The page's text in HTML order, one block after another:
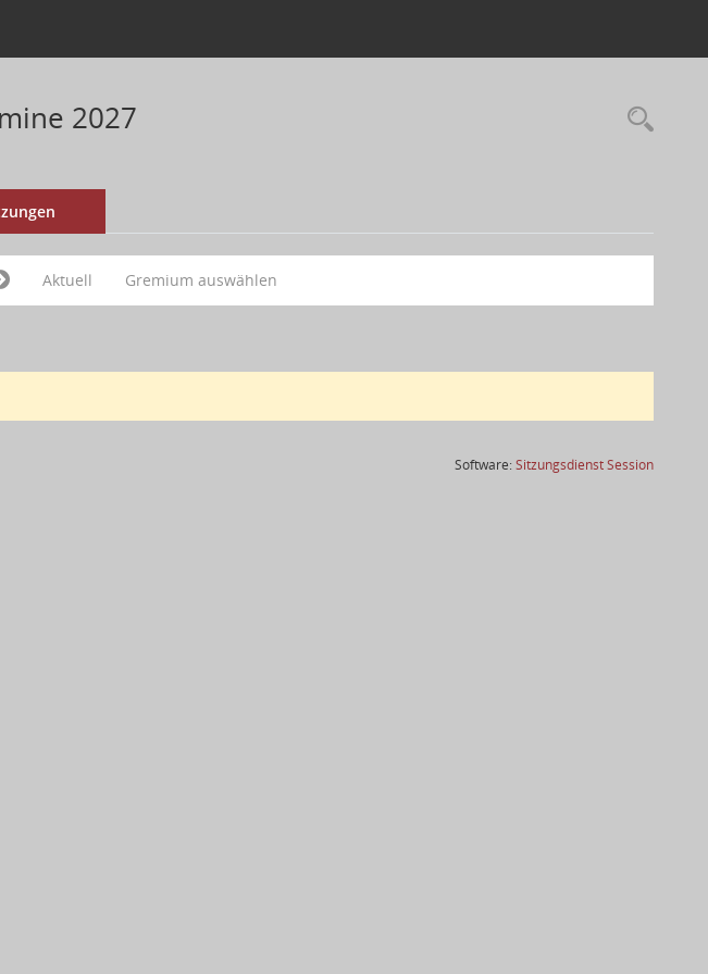
2027
Aktuell Gremium auswählen
Software:SitzungsdienstSession(Wird in